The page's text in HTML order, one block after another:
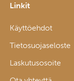
Linkit
Käyttöehdot
Tietosuojaseloste
Laskutusosoite